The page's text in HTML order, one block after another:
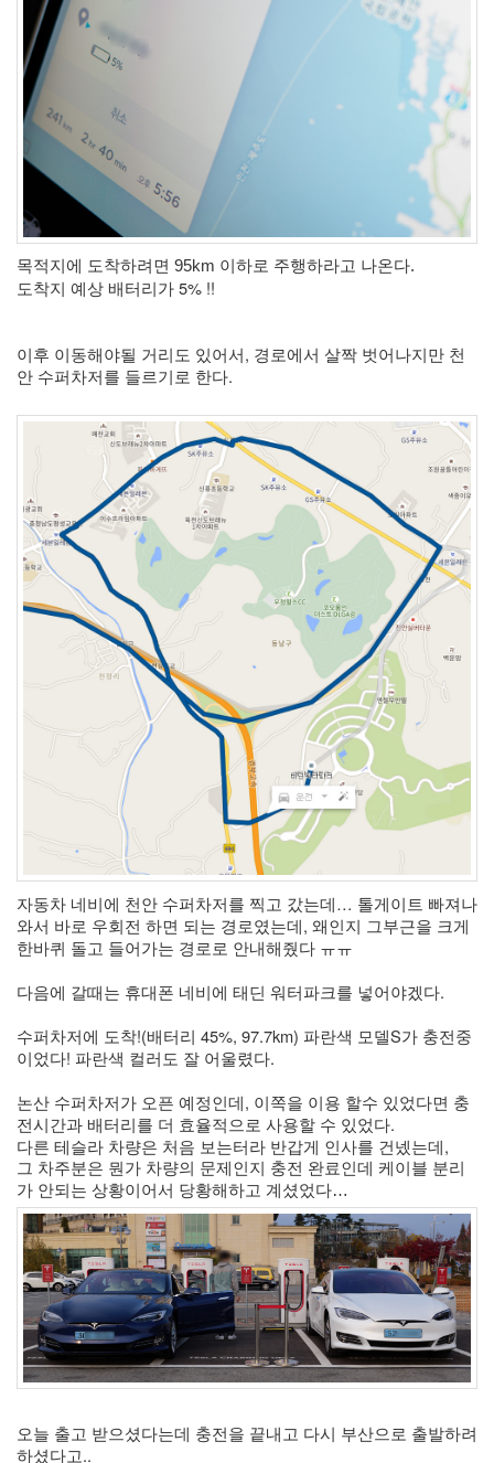
목적지에 도착하려면 95km 이하로 주행하라고 나온다.
도착지 예상 배터리가 5% !!
이후 이동해야될 거리도 있어서, 경로에서 살짝 벗어나지만 천
안 수퍼차저를 들르기로 한다.
자동차 네비에 천안 수퍼차저를 찍고 갔는데… 톨게이트 빠져나
와서 바로 우회전 하면 되는 경로였는데, 왜인지 그부근을 크게
한바퀴 돌고 들어가는 경로로 안내해줬다 ㅠㅠ
다음에 갈때는 휴대폰 네비에 태딘 워터파크를 넣어야겠다.
수퍼차저에 도착!(배터리 45%, 97.7km) 파란색 모델S가 충전중
이었다! 파란색 컬러도 잘 어울렸다.
논산 수퍼차저가 오픈 예정인데, 이쪽을 이용 할수 있었다면 충
전시간과 배터리를 더 효율적으로 사용할 수 있었다.
다른 테슬라 차량은 처음 보는터라 반갑게 인사를 건넸는데,
그 차주분은 뭔가 차량의 문제인지 충전 완료인데 케이블 분리
가 안되는 상황이어서 당황해하고 계셨었다…
오늘 출고 받으셨다는데 충전을 끝내고 다시 부산으로 출발하려
하셨다고..
OpenSource
Swing
Release
SWT
드
자
바
차
데
모
아
Notices
Find!
Categories
blog
미
PSP
9
음
악
코
악
보
사
진
6
테
슬
라
23
JaTeOn
40
라
즈
베
리
파
0
리